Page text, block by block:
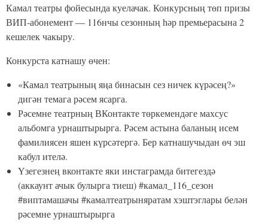
Камал театры фойесында куелачак. Конкурсның төп призы
ВИП-абонемент — 116нчы сезонның һәр премьерасына 2
кешелек чакыру.
Конкурста катнашу өчен:
«Камал театрының яңа бинасын сез ничек күрәсең?»
дигән темага рәсем ясарга.
Рәсемне театрның ВКонтакте төркемендәге махсус
альбомга урнаштырырга. Рәсем астына баланың исем
фамилиясен яшен күрсәтергә. Бер катнашучыдан өч эш
кабул ителә.
Үзегезнең вконтакте яки инстаграмда битегездә
(аккаунт ачык булырга тиеш) #камал_116_сезон
#виптамашачы #камалтеатрыняратам хэштэглары белән
рәсемне урнаштырырга